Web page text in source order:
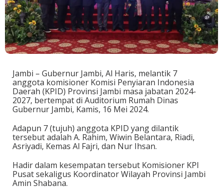
Jambi – Gubernur Jambi, Al Haris, melantik 7
anggota komisioner Komisi Penyiaran Indonesia
Daerah (KPID) Provinsi Jambi masa jabatan 2024-
2027, bertempat di Auditorium Rumah Dinas
Gubernur Jambi, Kamis, 16 Mei 2024.
Adapun 7 (tujuh) anggota KPID yang dilantik
tersebut adalah A. Rahim, Wiwin Belantara, Riadi,
Asriyadi, Kemas Al Fajri, dan Nur Ihsan.
Hadir dalam kesempatan tersebut Komisioner KPI
Pusat sekaligus Koordinator Wilayah Provinsi Jambi
Amin Shabana.